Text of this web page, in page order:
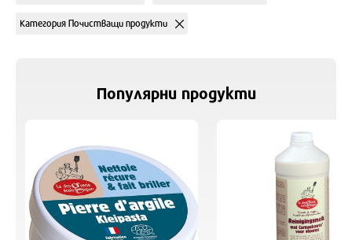
Категория Почистващи продукти
Популярни продукти